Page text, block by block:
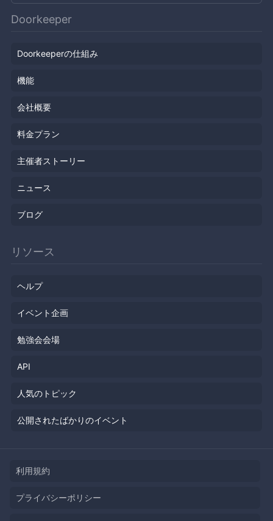
Doorkeeper
Doorkeeperの仕組み
機能
会社概要
料金プラン
主催者ストーリー
ニュース
ブログ
リソース
ヘルプ
イベント企画
勉強会会場
API
人気のトピック
公開されたばかりのイベント
利用規約
プライバシーポリシー